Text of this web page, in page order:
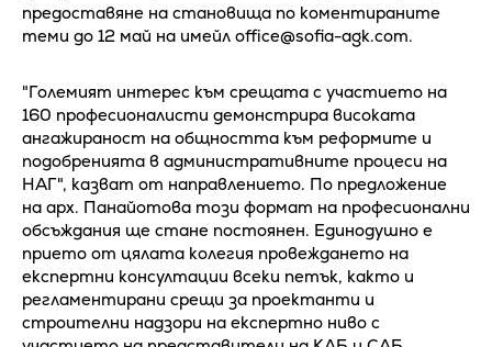
предоставяне на становища по коментираните
теми до 12 май на имейл office@sofia-agk.com.
"Големият интерес към срещата с участието на
160 професионалисти демонстрира високата
ангажираност на общността към реформите и
подобренията в административните процеси на
НАГ", казват от направлението. По предложение
на арх. Панайотова този формат на професионални
обсъждания ще стане постоянен. Единодушно е
прието от цялата колегия провеждането на
експертни консултации всеки петък, както и
регламентирани срещи за проектанти и
строителни надзори на експертно ниво с